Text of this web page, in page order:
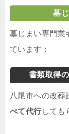
墓
墓じまい専門業
ています：
書類取得
八尾市への改葬
べて代行しても